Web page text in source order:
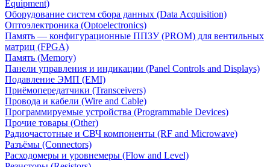
Equipment)
Оборудование систем сбора данных (Data Acquisition)
Оптоэлектроника (Optoelectronics)
Память — конфигурационные ППЗУ (PROM) для вентильных
матриц (FPGA)
Память (Memory)
Панели управления и индикации (Panel Controls and Displays)
Подавление ЭМП (EMI)
Приёмопередатчики (Transceivers)
Провода и кабели (Wire and Cable)
Программируемые устройства (Programmable Devices)
Прочие товары (Other)
Радиочастотные и СВЧ компоненты (RF and Microwave)
Разъёмы (Connectors)
Расходомеры и уровнемеры (Flow and Level)